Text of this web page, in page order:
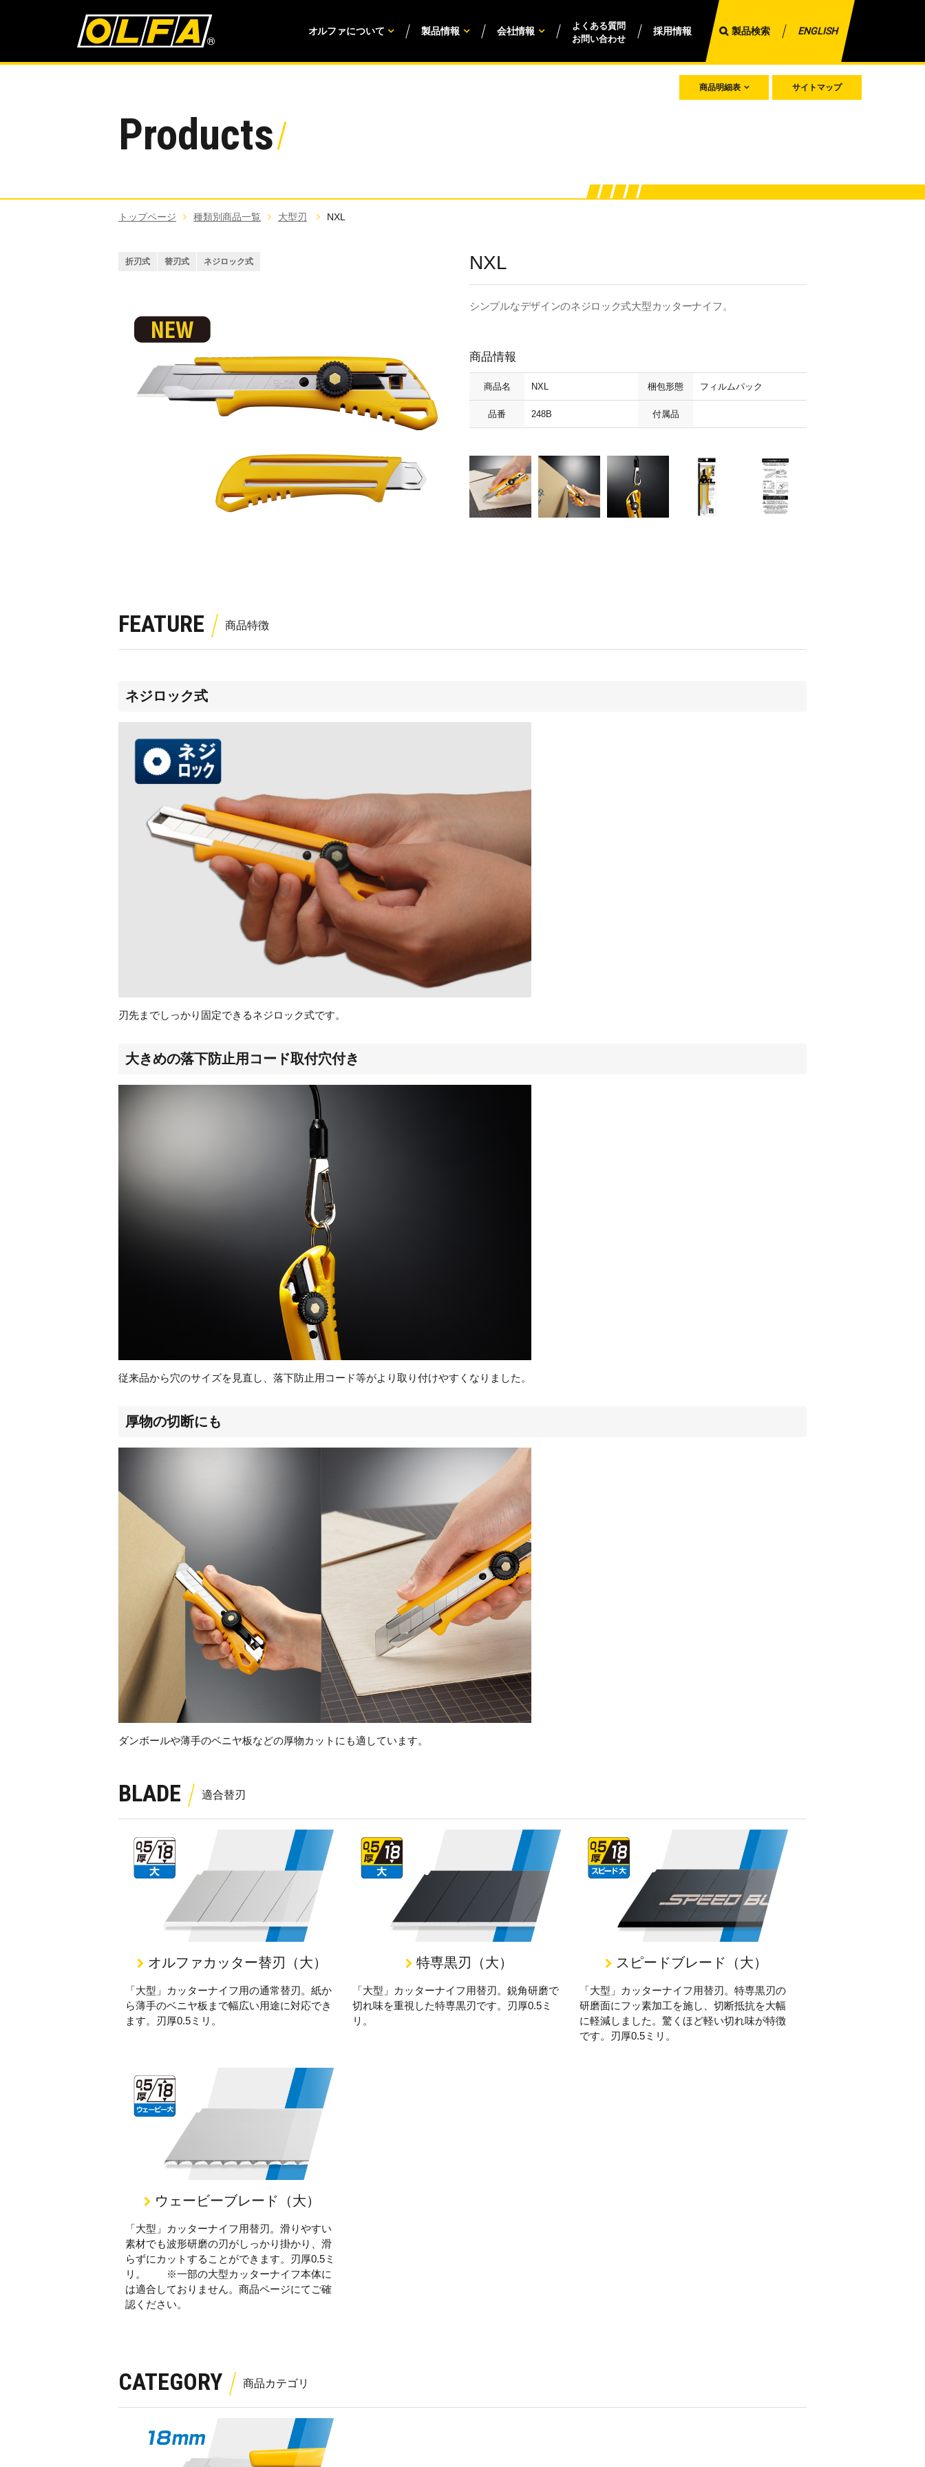
オルファについて 製品情報 会社情報
よくある質問
お問い合わせ
採用情報 製品検索 ENGLISH
Products
商品明細表 サイトマップ
トップページ 種類別商品一覧 大型刃 NXL
折刃式 替刃式 ネジロック式 NXL
シンプルなデザインのネジロック式大型カッターナイフ。
商品情報
商品名 NXL
品番 248B
梱包形態 フィルムパック
付属品
FEATURE
ネジロック式
刃先までしっかり固定できるネジロック式です。
大きめの落下防止用コード取付穴付き
従来品から穴のサイズを見直し、落下防止用コード等がより取り付けやすくなりました。
厚物の切断にも
ダンボールや薄手のベニヤ板などの厚物カットにも適しています。
BLADE
オルファカッター替刃（大）
「大型」カッターナイフ用の通常替刃。紙か
ら薄手のベニヤ板まで幅広い用途に対応でき
ます。刃厚0.5ミリ。
特専黒刃（大）
「大型」カッターナイフ用替刃。鋭角研磨で
切れ味を重視した特専黒刃です。刃厚0.5ミ
リ。
スピードブレード（大）
「大型」カッターナイフ用替刃。特専黒刃の
研磨面にフッ素加工を施し、切断抵抗を大幅
に軽減しました。驚くほど軽い切れ味が特徴
です。刃厚0.5ミリ。
ウェービーブレード（大）
「大型」カッターナイフ用替刃。滑りやすい
素材でも波形研磨の刃がしっかり掛かり、滑
らずにカットすることができます。刃厚0.5ミ
リ。 ※一部の大型カッターナイフ本体に
は適合しておりません。商品ページにてご確
認ください。
CATEGORY